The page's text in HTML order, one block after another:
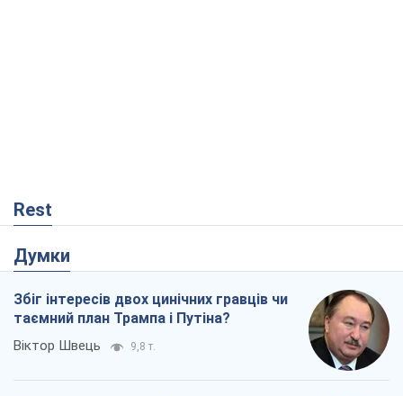
Rest
Думки
Збіг інтересів двох цинічних гравців чи
таємний план Трампа і Путіна?
Віктор Швець 9,8 т.